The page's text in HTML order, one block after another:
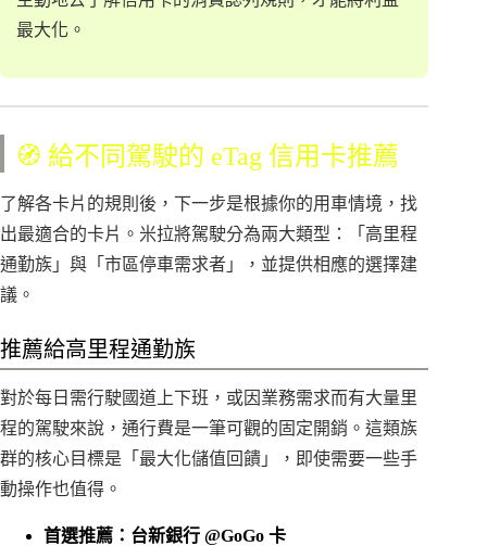
最大化。
🧭 給不同駕駛的 eTag 信用卡推薦
了解各卡片的規則後，下一步是根據你的用車情境，找
出最適合的卡片。米拉將駕駛分為兩大類型：「高里程
通勤族」與「市區停車需求者」，並提供相應的選擇建
議。
推薦給高里程通勤族
對於每日需行駛國道上下班，或因業務需求而有大量里
程的駕駛來說，通行費是一筆可觀的固定開銷。這類族
群的核心目標是「最大化儲值回饋」，即使需要一些手
動操作也值得。
首選推薦：台新銀行 @GoGo 卡